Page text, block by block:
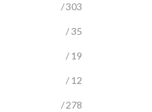
/ 303
/ 35
/ 19
/ 12
/ 278